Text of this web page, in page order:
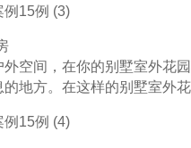
空间，在你的别墅室外花
地方。在这样的别墅室外